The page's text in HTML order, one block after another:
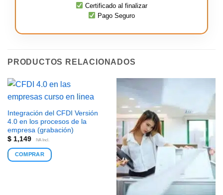
Certificado al finalizar
Pago Seguro
PRODUCTOS RELACIONADOS
Integración del CFDI Versión
4.0 en los procesos de la
empresa (grabación)
$1,149 IVA Incl.
COMPRAR